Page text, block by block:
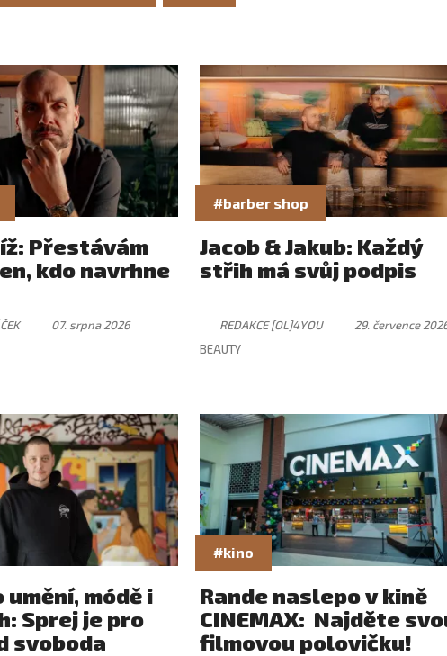
Přestávám
kdo navrhne
07. srpna 2026
#barber shop
Jacob & Jakub: Každý
střih má svůj podpis
REDAKCE [OL]4YOU
29. července
BEAUTY
umění, módě i
Sprej je pro
svoboda
#kino
Rande naslepo v kině
CINEMAX: Najděte
filmovou polovičku!